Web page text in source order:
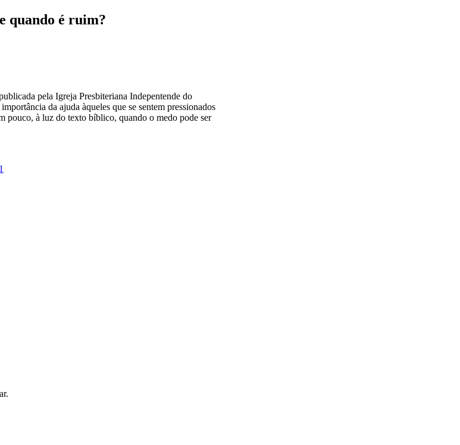
quando é ruim?
pela Igreja Presbiteriana Indepentende do
da ajuda àqueles que se sentem pressionados
pouco, à luz do texto bíblico, quando o medo pode ser